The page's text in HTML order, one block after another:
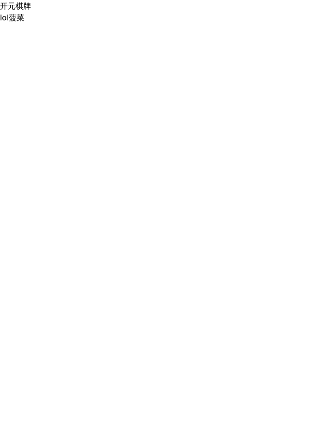
开元棋牌
lol菠菜